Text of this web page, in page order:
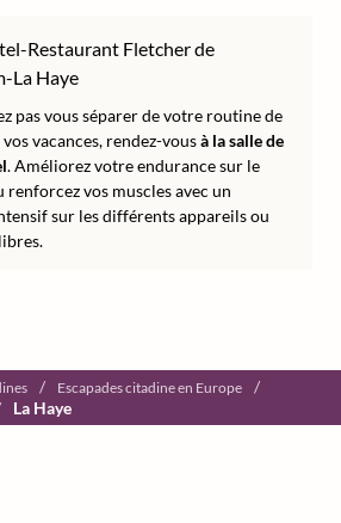
Restaurant Fletcher de
La Haye
pas vous séparer de votre routine de
vacances, rendez-vousà la salle de
. Améliorez votre endurance sur le
vos muscles avec un
sur les différents appareils ou
/ Escapades citadine en Europe
/
La Haye